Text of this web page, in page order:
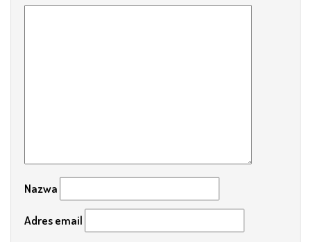
Nazwa
Adres email